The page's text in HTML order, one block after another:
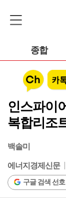
종합
인스파이
복합리조
백솔미
에너지경제신문
구글 검색 선